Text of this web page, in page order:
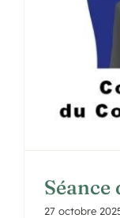
Séance
27 octobre